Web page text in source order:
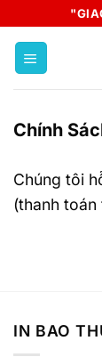
content
Chính
Chúng tôi
(thanh toán
IN BAO